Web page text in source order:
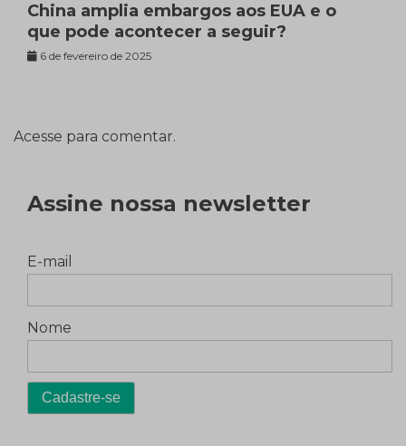
China amplia embargos aos EUA e o
que pode acontecer a seguir?
6 de fevereiro de 2025
Acesse para comentar.
Assine nossa newsletter
E-mail
Nome